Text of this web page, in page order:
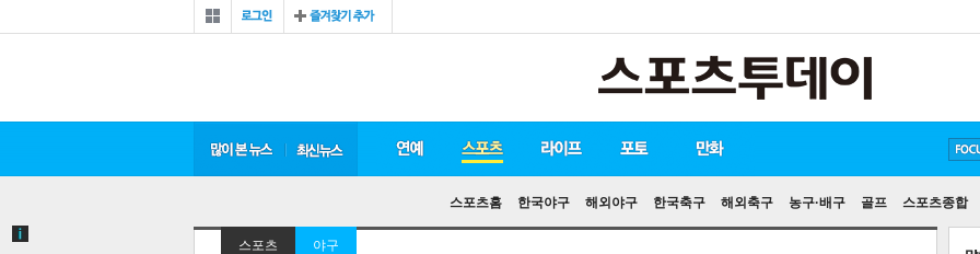
스포츠홈 한국야구 해외야구 한국축구 해외축구 농구·배구 골프 스포츠종합
손흥민
유아인
송중기
스포츠 야구